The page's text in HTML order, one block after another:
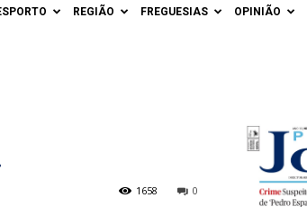
REGIÃO FREGUESIAS OPINIÃO
0
1658